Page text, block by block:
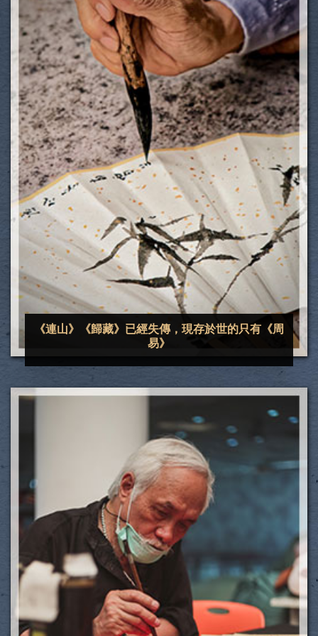
《連山》《歸藏》已經失傳，現存於世的只有《周
易》